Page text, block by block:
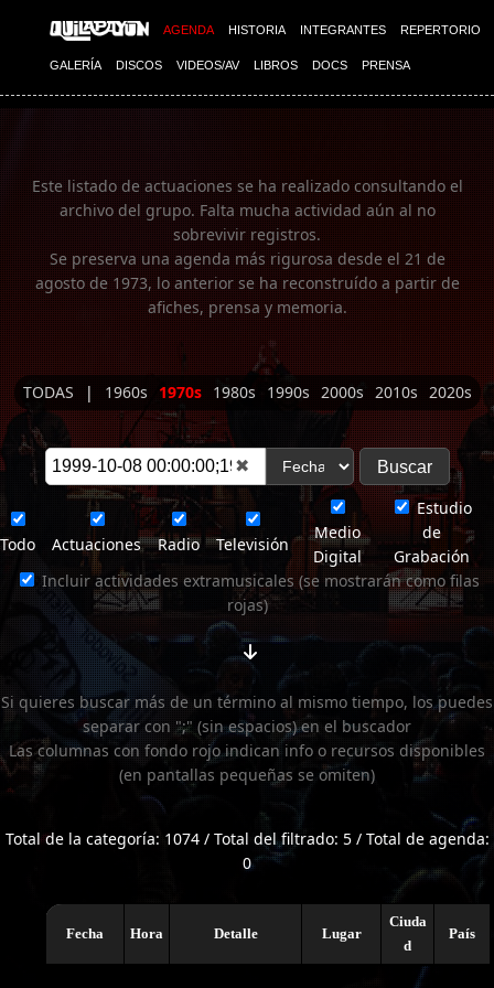
AGENDA HISTORIA INTEGRANTES REPERTORIO
GALERÍA DISCOS VIDEOS/AV LIBROS DOCS PRENSA
Imagen 01
Este listado de actuaciones se ha realizado consultando el
archivo del grupo. Falta mucha actividad aún al no
sobrevivir registros.
Se preserva una agenda más rigurosa desde el 21 de
agosto de 1973, lo anterior se ha reconstruído a partir de
afiches, prensa y memoria.
TODAS | 1960s 1970s 1980s 1990s 2000s 2010s 2020s
✖
Todo Actuaciones Radio Televisión
Medio
Digital
Estudio
de
Grabación
Incluir actividades extramusicales (se mostrarán como filas
rojas)
Si quieres buscar más de un término al mismo tiempo, los puedes
separar con ";" (sin espacios) en el buscador
Las columnas con fondo rojo indican info o recursos disponibles
(en pantallas pequeñas se omiten)
Total de la categoría: 1074 / Total del filtrado: 5 / Total de agenda:
0
Fecha Hora Detalle Lugar
Ciuda
d
País